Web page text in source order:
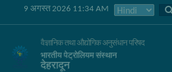
9 अगस्त 2026 11:34 AM
वैज्ञानिक तथा औद्योगिक अनुसंधान परिषद
भारतीय पेट्रोलियम संस्थान
देहरादून